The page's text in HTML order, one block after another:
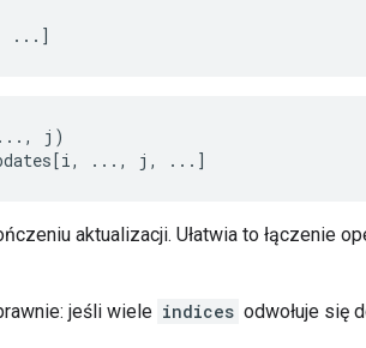
... ]
j)
..., j, ...]
aktualizacji. Ułatwia to łączenie
jeśli wiele indices odwołuje się